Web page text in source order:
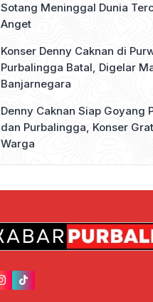
Sotang Meninggal Dunia Tercebur Sungai
Anget
Konser Denny Caknan di
Purbalingga Batal, Digelar
Banjarnegara
Denny Caknan Siap Goyang
dan Purbalingga, Konser
Warga